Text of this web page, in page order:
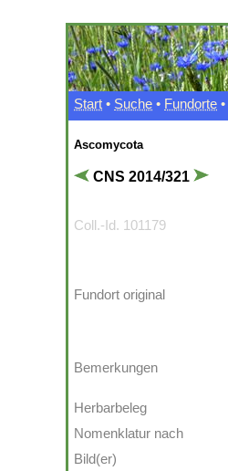
Start • Suche • Fundorte •
Ascomycota
CNS 2014/321
Coll.-Id. 101179
Fundort original
Bemerkungen
Herbarbeleg
Nomenklatur nach
Bild(er)